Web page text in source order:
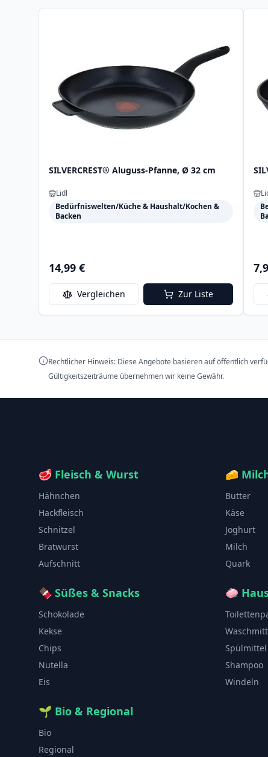
SILVERCREST® Aluguss-Pfanne, Ø 32 cm
Lidl
Bedürfniswelten/Küche & Haushalt/Kochen &
Backen
14,99 €
Vergleichen Zur Liste
Rechtlicher Hinweis: Diese Angebote basieren auf öffentlich
Gültigkeitszeiträume übernehmen wir keine Gewähr.
🥩 Fleisch & Wurst
Hähnchen
Hackfleisch
Schnitzel
Bratwurst
Aufschnitt
🧀
Butter
Käse
Joghurt
Milch
Quark
🍫 Süßes & Snacks
Schokolade
Kekse
Chips
Nutella
Eis
🧼
Spülmittel
Shampoo
Windeln
🌱 Bio & Regional
Bio
Regional